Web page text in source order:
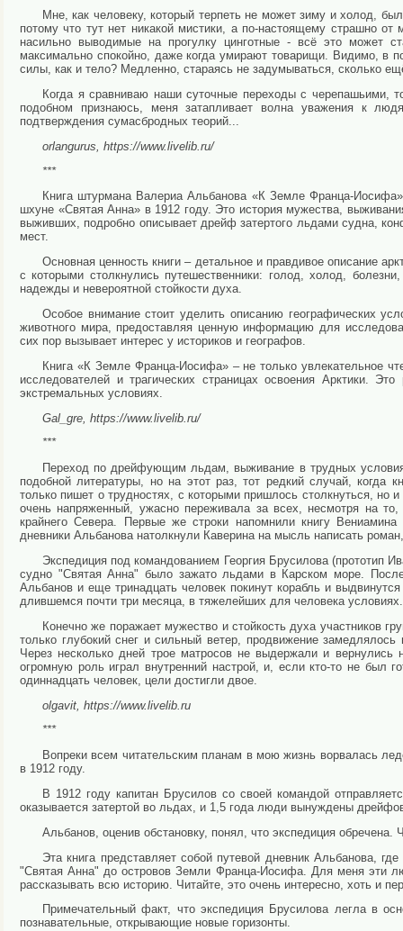
Мне, как человеку, который терпеть не может зиму и холод,
потому что тут нет никакой мистики, а по-настоящему страшно
насильно выводимые на прогулку цинготные - всё это может
максимально спокойно, даже когда умирают товарищи. Видимо, в
силы, как и тело? Медленно, стараясь не задумываться, сколько
Когда я сравниваю наши суточные переходы с
подобном признаюсь, меня затапливает волна уважения к
подтверждения сумасбродных теорий...
orlangurus, https://www.livelib.ru/
***
Книга штурмана Валериa Альбанова «К Земле Франца-
шхуне «Святая Анна» в 1912 году. Это история мужества,
выживших, подробно описывает дрейф затертого льдами судна,
мест.
Основная ценность книги – детальное и правдивое описание
с которыми столкнулись путешественники: голод, холод,
надежды и невероятной стойкости духа.
Особое внимание стоит уделить описанию географических
животного мира, предоставляя ценную информацию для
сих пор вызывает интерес у историков и географов.
Книга «К Земле Франца-Иосифа» – не только увлекательное
исследователей и трагических страницах освоения Арктики.
экстремальных условиях.
Gal_gre, https://www.livelib.ru/
***
Переход по дрейфующим льдам, выживание в трудных
подобной литературы, но на этот раз, тот редкий случай, когда
только пишет о трудностях, с которыми пришлось столкнуться, но
очень напряженный, ужасно переживала за всех, несмотря на
крайнего Севера. Первые же строки напомнили книгу
дневники Альбанова натолкнули Каверина на мысль написать
Экспедиция под командованием Георгия Брусилова (прототип
судно "Святая Анна" было зажато льдами в Карском море.
Альбанов и еще тринадцать человек покинут корабль и
длившемся почти три месяца, в тяжелейших для человека
Конечно же поражает мужество и стойкость духа
только глубокий снег и сильный ветер, продвижение
Через несколько дней трое матросов не выдержали и
огромную роль играл внутренний настрой, и, если кто-то не был
одиннадцать человек, цели достигли двое.
olgavit, https://www.livelib.ru
***
Вопреки всем читательским планам в мою жизнь ворвалась
в 1912 году.
В 1912 году капитан Брусилов со своей командой
оказывается затертой во льдах, и 1,5 года люди вынуждены
Альбанов, оценив обстановку, понял, что экспедиция
Эта книга представляет собой путевой дневник Альбанова,
"Святая Анна" до островов Земли Франца-Иосифа. Для меня эти
рассказывать всю историю. Читайте, это очень интересно, хоть и
Примечательный факт, что экспедиция Брусилова легла в
познавательные, открывающие новые горизонты.